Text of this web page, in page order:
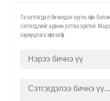
Та сэтгэгдэл бичихдээ хууль зүйн
сэтгэгдлийг админ устгах эрхтэй.
хариуцлага хүлээхгүй.